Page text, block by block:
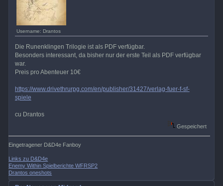
Username: Drantos
Die Runenklingen Trilogie ist als PDF verfügbar.
Besonders interessant, da bisher nur der erste Teil als PDF verfügbar
war.
Preis pro Abenteuer 10€
https://www.drivethrurpg.com/en/publisher/31427/verlag-fuer-f-sf-
spiele
cu Drantos
Gespeichert
Eingetragener D&D4e Fanboy
Links zu D&D4e
Enemy Within Spielberichte WFRSP2
Drantos oneshots